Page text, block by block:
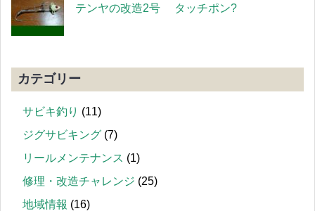
テンヤの改造2号 タッチポン?
カテゴリー
サビキ釣り (11)
ジグサビキング (7)
リールメンテナンス (1)
修理・改造チャレンジ (25)
地域情報 (16)